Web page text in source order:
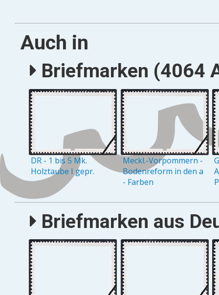
Auch in
Briefmarken (4064
DR - 1 bis 5 Mk.
Holztaube I gepr.
Meckl.-Vorpommern -
Bodenreform in den a
- Farben
Briefmarken aus